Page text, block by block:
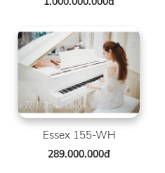
Essex 155-WH
289.000.000đ